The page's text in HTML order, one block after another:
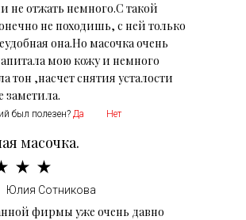
не отжать немного.С такой
не походишь, с ней только
она.Но масочка очень
мою кожу и немного
тон ,насчет снятия усталости
заметила.
был полезен? Да Нет
масочка.
Юлия Сотникова
фирмы уже очень давно